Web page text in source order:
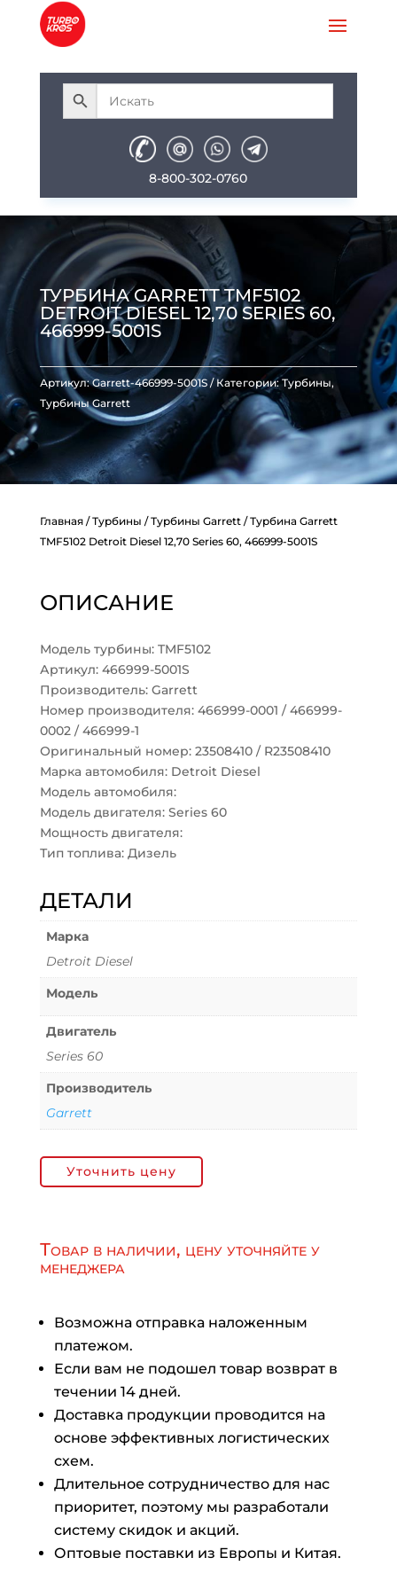
8-800-302-0760
ТУРБИНА GARRETT TMF5102
DETROIT DIESEL 12,70 SERIES 60,
466999-5001S
Артикул:Garrett-466999-5001S Категории:Турбины,
Турбины Garrett
Главная/Турбины /Турбины Garrett/ Турбина Garrett
TMF5102 Detroit Diesel 12,70 Series 60, 466999-5001S
ОПИСАНИЕ
Модель турбины: TMF5102
Артикул: 466999-5001S
Производитель: Garrett
Номер производителя: 466999-0001 / 466999-
0002 / 466999-1
Оригинальный номер: 23508410 / R23508410
Марка автомобиля: Detroit Diesel
Модель автомобиля:
Модель двигателя: Series 60
Мощность двигателя:
Тип топлива: Дизель
ДЕТАЛИ
Марка
Detroit Diesel
Модель
Двигатель
Series 60
Производитель
Garrett
Уточнить цену
Товар в наличии, цену уточняйте у
менеджера
Возможна отправка наложенным
платежом.
Если вам не подошел товар возврат в
течении 14 дней.
Доставка продукции проводится на
основе эффективных логистических
схем.
Длительное сотрудничество для нас
приоритет, поэтому мы разработали
систему скидок и акций.
Оптовые поставки из Европы и Китая.